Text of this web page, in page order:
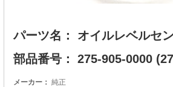
パーツ名： オイルレベルセ
部品番号： 275-905-0000
メーカー： 純正